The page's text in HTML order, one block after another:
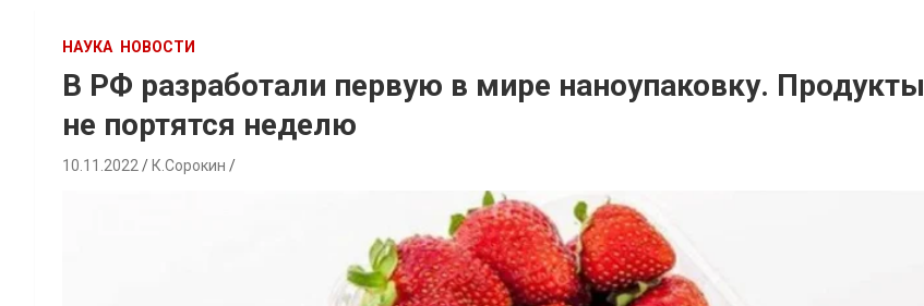
НАУКА НОВОСТИ
В РФ разработали первую в мире наноупаковку. Продукты
не портятся неделю
10.11.2022 К.Сорокин